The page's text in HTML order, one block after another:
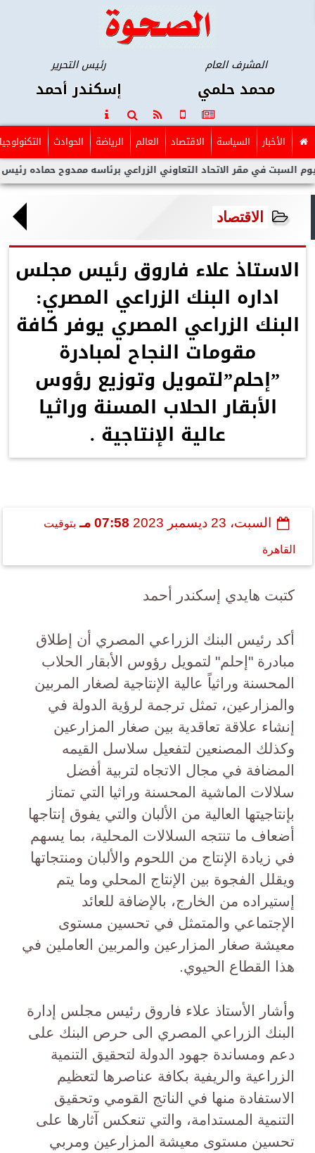
المشرف العام
محمد حلمي
رئيس التحرير
إسكندر أحمد
الأخبار السياسة الاقتصاد العالم الرياضة الحوادث التكنولوجيا
في مقر الاتحاد التعاوني الزراعي برئاسه ممدوح حماده رئيس الاتحاد
الاقتصاد
الاستاذ علاء فاروق رئيس مجلس
اداره البنك الزراعي المصري:
البنك الزراعي المصري يوفر كافة
مقومات النجاح لمبادرة
”إحلم”لتمويل وتوزيع رؤوس
الأبقار الحلاب المسنة وراثيا
عالية الإنتاجية .
السبت، 23 ديسمبر 2023 07:58 مـ بتوقيت
القاهرة
كتبت هايدي إسكندر أحمد
أكد رئيس البنك الزراعي المصري أن إطلاق
مبادرة "إحلم" لتمويل رؤوس الأبقار الحلاب
المحسنة وراثياً عالية الإنتاجية لصغار المربين
والمزارعين، تمثل ترجمة لرؤية الدولة في
إنشاء علاقة تعاقدية بين صغار المزارعين
وكذلك المصنعين لتفعيل سلاسل القيمه
المضافة في مجال الاتجاه لتربية أفضل
سلالات الماشية المحسنة وراثيا التي تمتاز
بإنتاجيتها العالية من الألبان والتي يفوق إنتاجها
أضعاف ما تنتجه السلالات المحلية، بما يسهم
في زيادة الإنتاج من اللحوم والألبان ومنتجاتها
ويقلل الفجوة بين الإنتاج المحلي وما يتم
إستيراده من الخارج، بالإضافة للعائد
الإجتماعي والمتمثل في تحسين مستوى
معيشة صغار المزارعين والمربين العاملين في
هذا القطاع الحيوي.
وأشار الأستاذ علاء فاروق رئيس مجلس إدارة
البنك الزراعي المصري الى حرص البنك على
دعم ومساندة جهود الدولة لتحقيق التنمية
الزراعية والريفية بكافة عناصرها لتعظيم
الاستفادة منها في الناتج القومي وتحقيق
التنمية المستدامة، والتي تنعكس آثارها على
تحسين مستوى معيشة المزارعين ومربي